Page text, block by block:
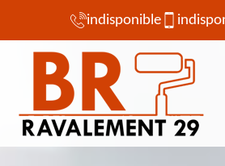
indisponible